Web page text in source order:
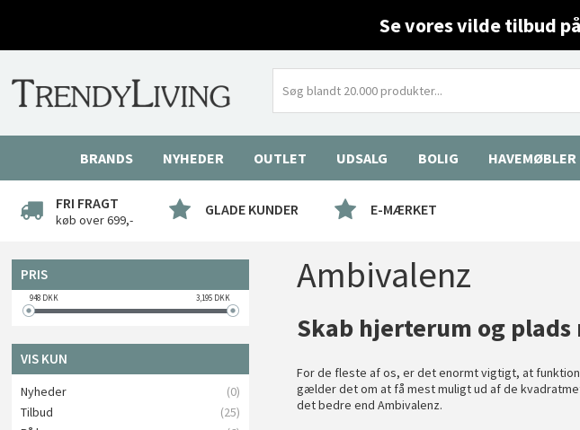
Se vores vilde tilbud
BRANDS NYHEDER OUTLET UDSALG BOLIG HAVEMØBLER
FRI FRAGT
køb over 699,-
GLADE KUNDER E-MÆRKET
PRIS
948 DKK 3,195 DKK
VIS KUN
Nyheder
(0)
Tilbud
(25)
Ambivalenz
Skab hjerterum og plads
For de fleste af os, er det enormt vigtigt, at
gælder det om at få mest muligt ud af de
det bedre end Ambivalenz.